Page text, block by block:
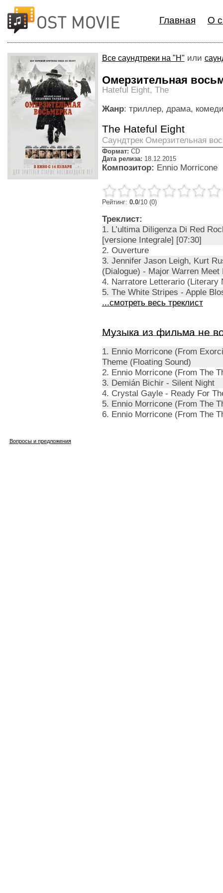
Главная О
Все саундтреки на "H" или
Омерзительная
Hateful Eight, The
Жанр: триллер, драма,
The Hateful Eight
Cаундтрек Омерзительная
Формат: CD
Дата релиза: 18.12.2015
Композитор: Ennio Morricone
Рейтинг: 0.0/10 (0)
Треклист:
1. L’ultima Diligenza Di Red
[versione Integrale] [07:30]
2. Ouverture
3. Jennifer Jason Leigh, Kurt
(Dialogue) - Major Warren
4. Narratore Letterario (Literary
5. The White Stripes - Apple
...смотреть весь треклист
Музыка из фильма не
1. Ennio Morricone (From
Theme (Floating Sound)
2. Ennio Morricone (From The
3. Demián Bichir - Silent Night
4. Crystal Gayle - Ready For
5. Ennio Morricone (From The
6. Ennio Morricone (From The
Вопросы и предложения